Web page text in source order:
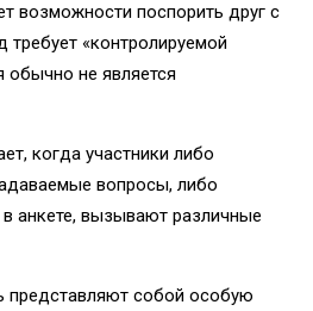
возможности поспорить друг с
«контролируемой
обычно не является
когда участники либо
вопросы, либо
анкете, вызывают различные
собой особую